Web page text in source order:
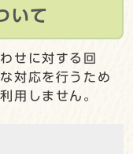
いて
せに対する回
対応を行うため
用しません。